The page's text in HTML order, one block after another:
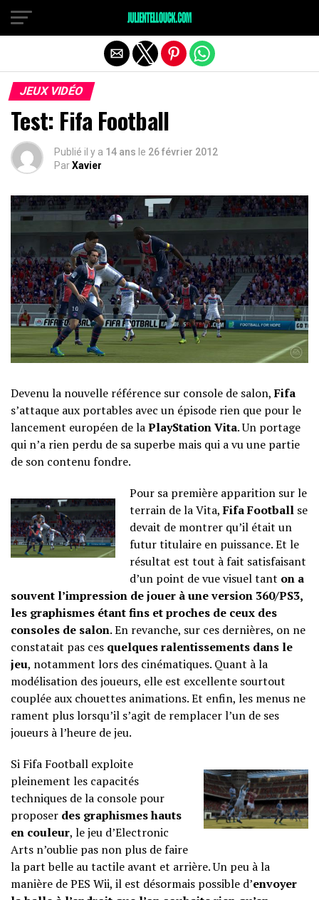
JEUX VIDÉO
Test: Fifa Football
Publié il y a 14 ans le 26 février 2012
ParXavier
Devenu la nouvelle référence sur console de salon,Fifa
s’attaque aux portables avec un épisode rien que pour le
lancement européen de laPlayStation Vita. Un portage
qui n’a rien perdu de sa superbe mais qui a vu une partie
de son contenu fondre.
Pour sa première apparition sur le
terrain de la Vita,Fifa Football se
devait de montrer qu’il était un
futur titulaire en puissance. Et le
résultat est tout à fait satisfaisant
d’un point de vue visuel tant on a
souvent l’impression de jouer à une version 360/PS3,
les graphismes étant fins et proches de ceux des
consoles de salon. En revanche, sur ces dernières, on ne
constatait pas ces quelques ralentissements dans le
jeu, notamment lors des cinématiques. Quant à la
modélisation des joueurs, elle est excellente sourtout
couplée aux chouettes animations. Et enfin, les menus ne
rament plus lorsqu’il s’agit de remplacer l’un de ses
joueurs à l’heure de jeu.
Si Fifa Football exploite
pleinement les capacités
techniques de la console pour
proposer des graphismes hauts
en couleur, le jeu d’Electronic
Arts n’oublie pas non plus de faire
la part belle au tactile avant et arrière. Un peu à la
manière de PES Wii, il est désormais possible d’envoyer